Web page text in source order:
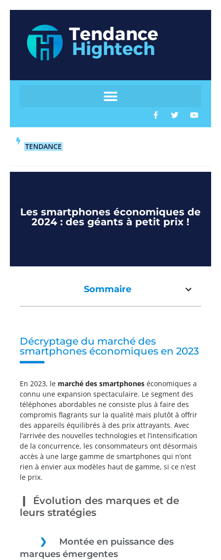
TENDANCE
Les smartphones économiques de
2024 : des géants à petit prix !
Sommaire
Décryptage du marché des
smartphones économiques en 2023
En 2023, le marché des smartphones économiques a
connu une expansion spectaculaire. Le segment des
téléphones abordables ne consiste plus à faire des
compromis flagrants sur la qualité mais plutôt à offrir
des appareils équilibrés à des prix attrayants. Avec
l’arrivée des nouvelles technologies et l’intensification
de la concurrence, les consommateurs ont désormais
accès à une large gamme de smartphones qui n’ont
rien à envier aux modèles haut de gamme, si ce n’est
le prix.
Évolution des marques et de
leurs stratégies
Montée en puissance des
marques émergentes